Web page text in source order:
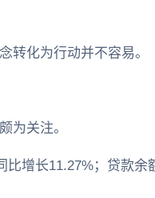
转化为行动并不容易。
为关注。
增长11.27%；贷款余